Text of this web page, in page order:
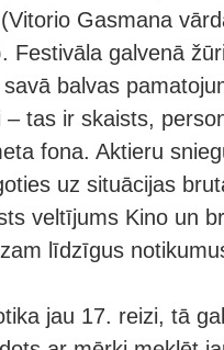
Gasmana
Festivāla galvenā
balvas
tas ir skaists,
fona. Aktieru
uz situācijas
veltījums Kino un
līdzīgus
jau 17. reizi, tā